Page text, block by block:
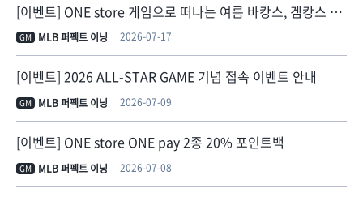
[이벤트] ONE store 게임으로 떠나는 여름 바캉스, 겜캉스 쿠폰팩
GM MLB 퍼펙트 이닝 2026-07-17
[이벤트] 2026 ALL-STAR GAME 기념 접속 이벤트 안내
GM MLB 퍼펙트 이닝 2026-07-09
[이벤트] ONE store ONE pay 2종 20% 포인트백
GM MLB 퍼펙트 이닝 2026-07-08